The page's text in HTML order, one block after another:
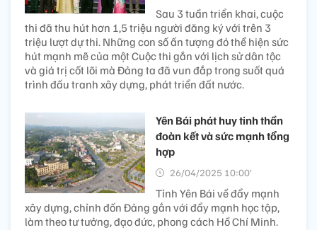
Sau 3 tuần triển khai, cuộc
thi đã thu hút hơn 1,5 triệu người đăng ký với trên 3
triệu lượt dự thi. Những con số ấn tượng đó thể hiện sức
hút mạnh mẽ của một Cuộc thi gắn với lịch sử dân tộc
và giá trị cốt lõi mà Đảng ta đã vun đắp trong suốt quá
trình đấu tranh xây dựng, phát triển đất nước.
Yên Bái phát huy tinh thần
đoàn kết và sức mạnh tổng
hợp
26/04/2025 10:00’
Tỉnh Yên Bái về đẩy mạnh
xây dựng, chỉnh đốn Đảng gắn với đẩy mạnh học tập,
làm theo tư tưởng, đạo đức, phong cách Hồ Chí Minh.